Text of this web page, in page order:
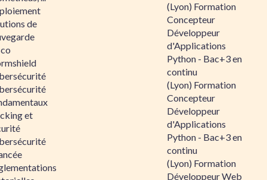
de
et
(Lyon) Formation
Concepteur
Développeur
d'Applications
Python - Bac+3 en
continu
(Lyon) Formation
Concepteur
Développeur
d'Applications
Python - Bac+3 en
continu
(Lyon) Formation
Développeur Web